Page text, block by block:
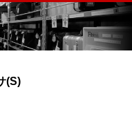
(S)